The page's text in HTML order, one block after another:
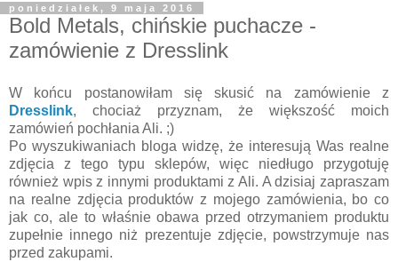
poniedziałek, 9 maja 2016
Bold Metals, chińskie puchacze -
zamówienie z Dresslink
W końcu postanowiłam się skusić na zamówienie z
Dresslink, chociaż przyznam, że większość moich
zamówień pochłania Ali. ;)
Po wyszukiwaniach bloga widzę, że interesują Was realne
zdjęcia z tego typu sklepów, więc niedługo przygotuję
również wpis z innymi produktami z Ali. A dzisiaj zapraszam
na realne zdjęcia produktów z mojego zamówienia, bo co
jak co, ale to właśnie obawa przed otrzymaniem produktu
zupełnie innego niż prezentuje zdjęcie, powstrzymuje nas
przed zakupami.